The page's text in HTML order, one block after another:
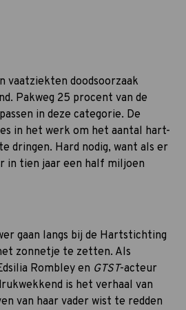
vaatziekten doodsoorzaak
Pakweg 25 procent van de
in deze categorie. De
in het werk om het aantal hart-
dringen. Hard nodig, want als er
in tien jaar een half miljoen
gaan langs bij de Hartstichting
zonnetje te zetten. Als
Rombley en GTST-acteur
is het verhaal van
van haar vader wist te redden